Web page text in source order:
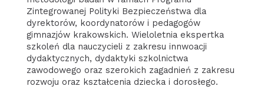
Zintegrowanej Polityki Bezpieczeństwa dla
dyrektorów, koordynatorów i pedagogów
gimnazjów krakowskich. Wieloletnia ekspertka
szkoleń dla nauczycieli z zakresu innwoacji
dydaktycznych, dydaktyki szkolnictwa
zawodowego oraz szerokich zagadnień z zakresu
rozwoju oraz kształcenia dziecka i dorosłego.